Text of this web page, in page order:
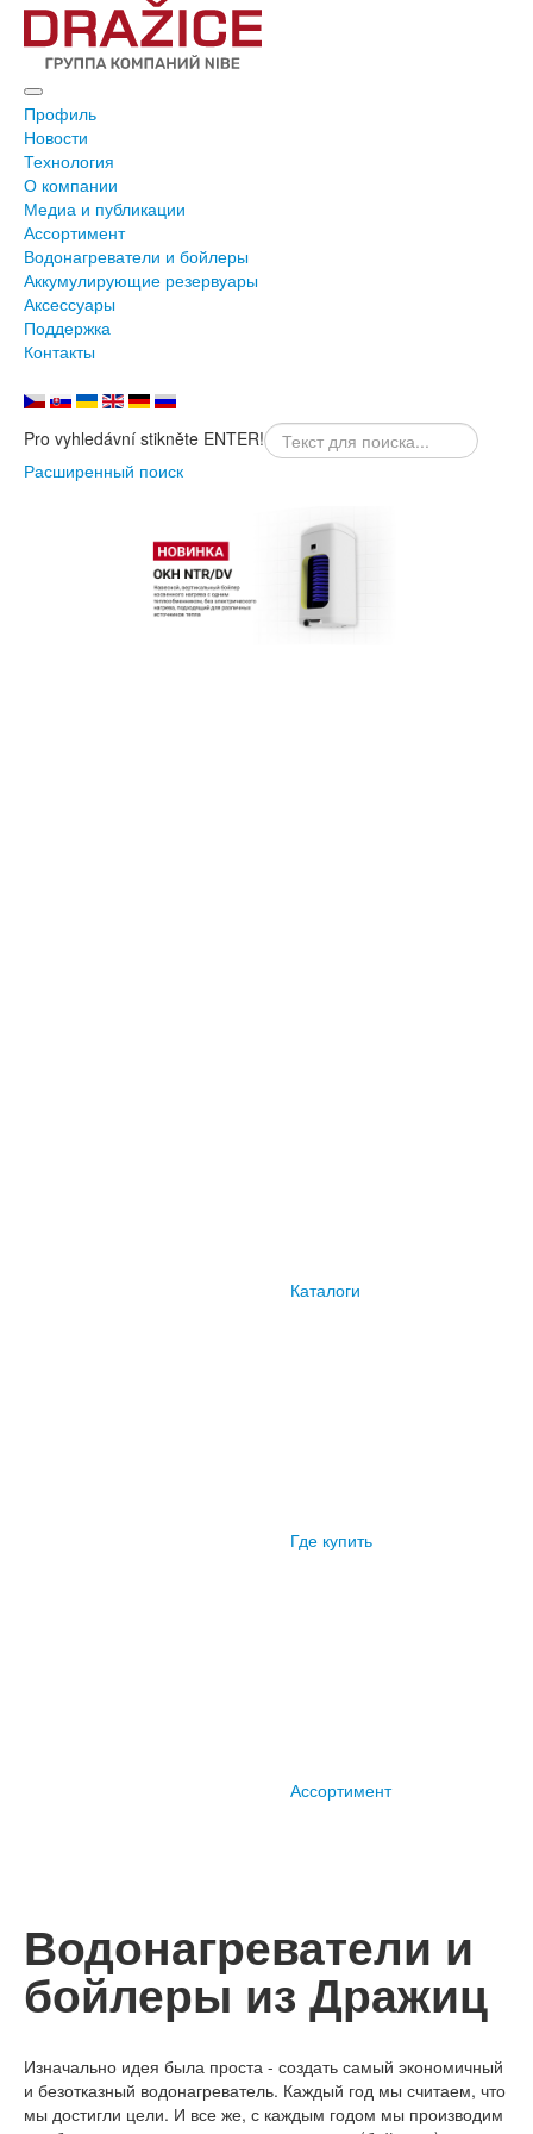
Профиль
Новости
Технология
О компании
Медиа и публикации
Ассортимент
Водонагреватели и бойлеры
Аккумулирующие резервуары
Аксессуары
Поддержка
Контакты
Pro vyhledávní stikněte ENTER!
Расширенный поиск
Каталоги
Где купить
Ассортимент
Водонагреватели и
бойлеры из Дражиц
Изначально идея была проста - создать самый экономичный
и безотказный водонагреватель. Каждый год мы считаем, что
мы достигли цели. И все же, с каждым годом мы производим